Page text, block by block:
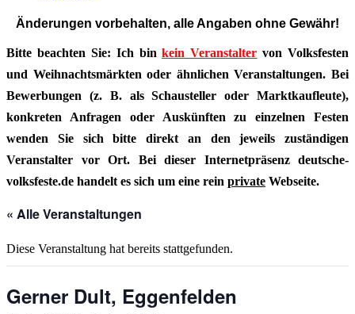
Änderungen vorbehalten, alle Angaben ohne Gewähr!
Bitte beachten Sie: Ich binkein Veranstalter von Volksfesten
und Weihnachtsmärkten oder ähnlichen Veranstaltungen. Bei
Bewerbungen (z. B. als Schausteller oder Marktkaufleute),
konkreten Anfragen oder Auskünften zu einzelnen Festen
wenden Sie sich bitte direkt an den jeweils zuständigen
Veranstalter vor Ort. Bei dieser Internetpräsenz deutsche-
volksfeste.de handelt es sich um eine rein private Webseite.
« Alle Veranstaltungen
Diese Veranstaltung hat bereits stattgefunden.
Gerner Dult, Eggenfelden